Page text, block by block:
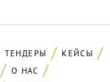
ТЕНДЕРЫ
КЕЙСЫ
О НАС